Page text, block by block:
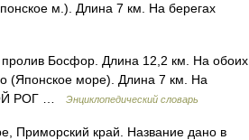
м.). Длина 7 км. На берегах
пролив Босфор. Длина 12,2 км. На обоих
(Японское море). Длина 7 км. На
РОГ …
Энциклопедический словарь
Приморский край. Название дано в